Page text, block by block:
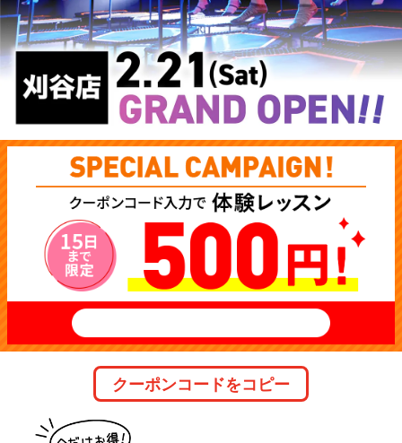
クーポンコードをコピー